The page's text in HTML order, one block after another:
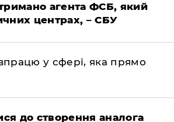
агента ФСБ, який
центрах, – СБУ
у сфері, яка прямо
до створення аналога